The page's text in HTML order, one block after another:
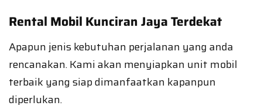
Rental Mobil Kunciran Jaya Terdekat
Apapun jenis kebutuhan perjalanan yang anda
rencanakan. Kami akan menyiapkan unit mobil
terbaik yang siap dimanfaatkan kapanpun
diperlukan.